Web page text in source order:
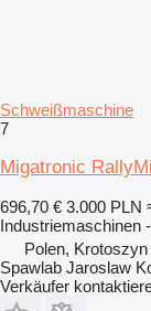
Schweißmaschine
7
Migatronic
696,70 € 3.000 PLN
Industriemaschinen
Polen, Krotoszyn
Spawlab Jaroslaw
Verkäufer